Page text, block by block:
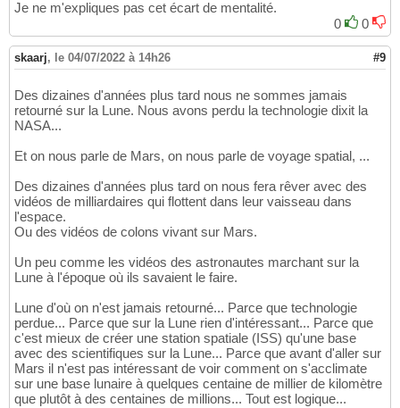
Je ne m'expliques pas cet écart de mentalité.
0
0
skaarj, le 04/07/2022 à 14h26 #9
Des dizaines d'années plus tard nous ne sommes jamais
retourné sur la Lune. Nous avons perdu la technologie dixit la
NASA...
Et on nous parle de Mars, on nous parle de voyage spatial, ...
Des dizaines d'années plus tard on nous fera rêver avec des
vidéos de milliardaires qui flottent dans leur vaisseau dans
l'espace.
Ou des vidéos de colons vivant sur Mars.
Un peu comme les vidéos des astronautes marchant sur la
Lune à l'époque où ils savaient le faire.
Lune d'où on n'est jamais retourné... Parce que technologie
perdue... Parce que sur la Lune rien d'intéressant... Parce que
c'est mieux de créer une station spatiale (ISS) qu'une base
avec des scientifiques sur la Lune... Parce que avant d'aller sur
Mars il n'est pas intéressant de voir comment on s'acclimate
sur une base lunaire à quelques centaine de millier de kilomètre
que plutôt à des centaines de millions... Tout est logique...